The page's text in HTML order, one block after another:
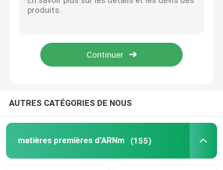
Maison
Produits
AUTRES CATÉGORIES DE NOUS
matières premières d'ARNm (155)